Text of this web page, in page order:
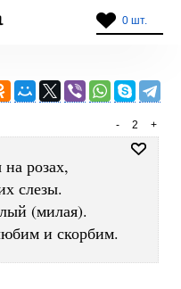
0 шт.
+
2
-
розах,
слезы.
(милая).
и скорбим.